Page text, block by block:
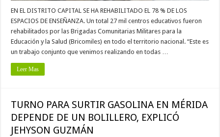
EN EL DISTRITO CAPITAL SE HA REHABILITADO EL 78 % DE LOS
ESPACIOS DE ENSEÑANZA. Un total 27 mil centros educativos fueron
rehabilitados por las Brigadas Comunitarias Militares para la
Educación y la Salud (Bricomiles) en todo el territorio nacional. “Este es
un trabajo conjunto que venimos realizando en todas …
Leer Mas
TURNO PARA SURTIR GASOLINA EN MÉRIDA
DEPENDE DE UN BOLILLERO, EXPLICÓ
JEHYSON GUZMÁN